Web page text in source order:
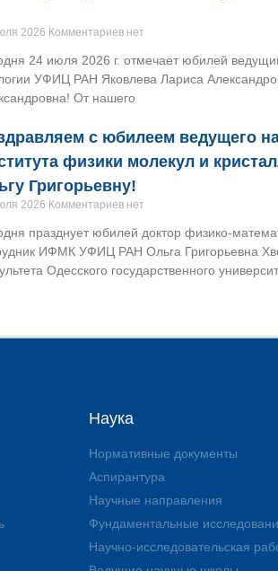
2026 Комментариев нет
24 июля 2026 г. отмечает юбилей
УФИЦ РАН Яковлева Лариса
От нашего
с юбилеем ведущего
физики молекул и
Григорьевну!
2026 Комментариев нет
празднует юбилей доктор физико-
ИФМК УФИЦ РАН Ольга Григорьевна
Одесского государственного
Наука
Нормативные документы
Аспирантура
Научные направления
Фундаментальные
Научно-исследовательская